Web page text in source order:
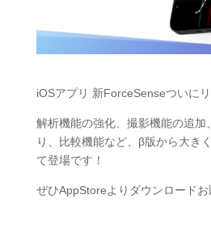
iOSアプリ 新ForceSenseついにリ
解析機能の強化、撮影機能の追加
り、比較機能など、β版から大き
て登場です！
ぜひAppStoreよりダウンロードお